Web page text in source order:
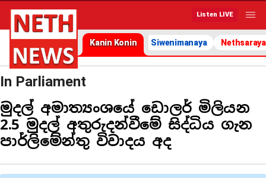
Listen LIVE
Kanin Konin Siwenimanaya Nethsaraya
In Parliament
මුදල් අමාත්‍යංශයේ ඩොලර් මිලියන
2.5 මුදල් අතුරුදන්වීමේ සිද්ධිය ගැන
පාර්ලිමේන්තු විවාදය අද